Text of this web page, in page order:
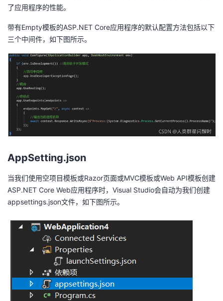
了应用程序的性能。
带有Empty模板的ASP.NET Core应用程序的默认配置方法包括以下
三个中间件，如下图所示。
AppSetting.json
当我们使用空项目模板或Razor页面或MVC模板或Web API模板创建
ASP.NET Core Web应用程序时，Visual Studio会自动为我们创建
appsettings.json文件，如下图所示。